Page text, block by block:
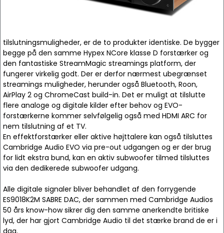
tilslutningsmuligheder, er de to produkter identiske. De bygger
begge på den samme Hypex NCore klasse D forstærker og
den fantastiske StreamMagic streamings platform, der
fungerer virkelig godt. Der er derfor nærmest ubegrænset
streamings muligheder, herunder også Bluetooth, Roon,
AirPlay 2 og ChromeCast build-in. Det er muligt at tilslutte
flere analoge og digitale kilder efter behov og EVO-
forstærkerne kommer selvfølgelig også med HDMI ARC for
nem tilslutning af et TV.
En effektforstærker eller aktive højttalere kan også tilsluttes
Cambridge Audio EVO via pre-out udgangen og er der brug
for lidt ekstra bund, kan en aktiv subwoofer tilmed tilsluttes
via den dedikerede subwoofer udgang.
Alle digitale signaler bliver behandlet af den forrygende
ES9018K2M SABRE DAC, der sammen med Cambridge Audios
50 års know-how sikrer dig den samme anerkendte britiske
lyd, der har gjort Cambridge Audio til det stærke brand de er i
dag.